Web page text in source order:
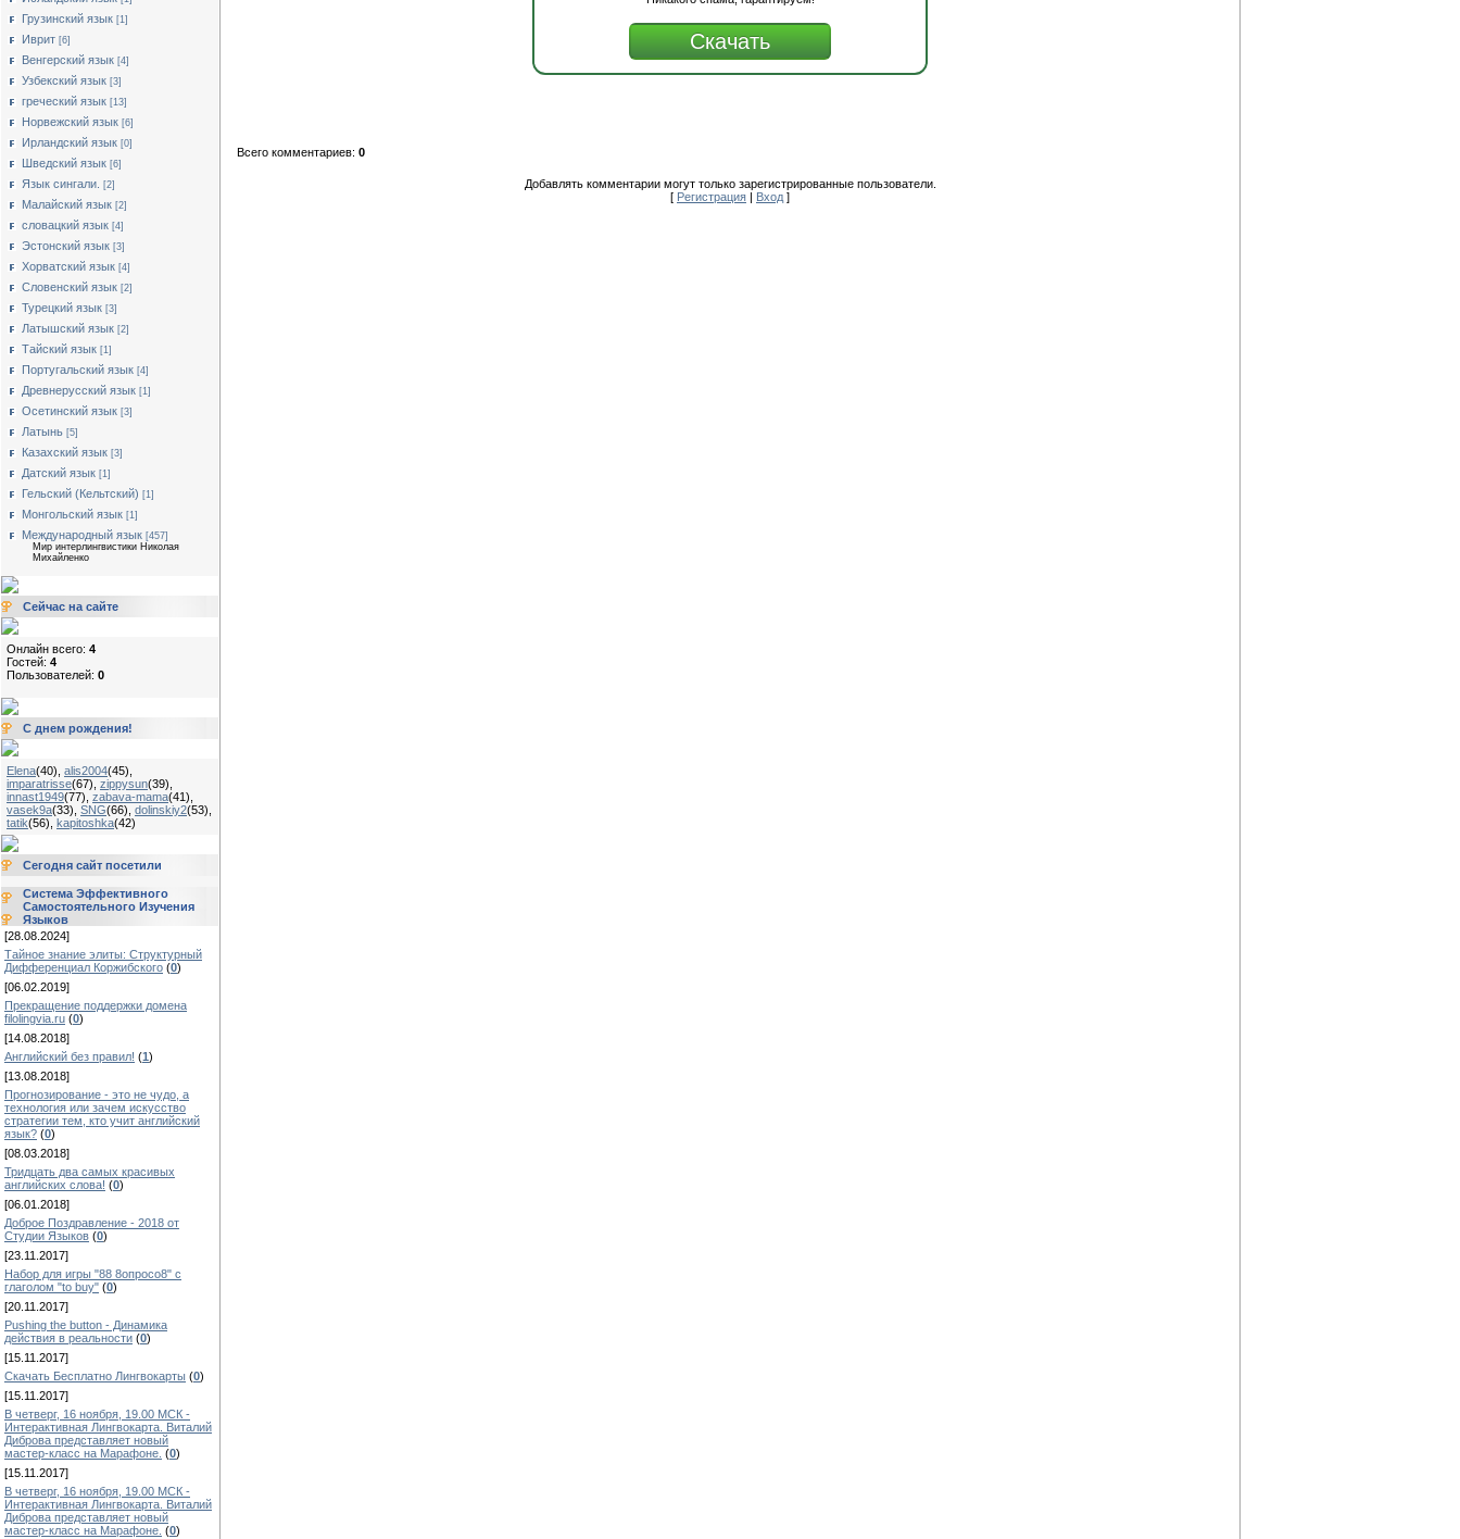
Грузинский язык [1]
Иврит [6]
Венгерский язык [4]
Узбекский язык [3]
греческий язык [13]
Норвежский язык [6]
Ирландский язык [0]
Шведский язык [6]
Язык сингали. [2]
Малайский язык [2]
словацкий язык [4]
Эстонский язык [3]
Хорватский язык [4]
Словенский язык [2]
Турецкий язык [3]
Латышский язык [2]
Тайский язык [1]
Португальский язык [4]
Древнерусский язык [1]
Осетинский язык [3]
Латынь [5]
Казахский язык [3]
Датский язык [1]
Гельский (Кельтский) [1]
Монгольский язык [1]
Международный язык [457]
Мир интерлингвистики Николая
Михайленко
Сейчас на сайте
Онлайн всего: 4
Гостей: 4
Пользователей: 0
С днем рождения!
Elena(40) alis2004(45)
imparatrisse(67) zippysun(39)
innast1949(77) zabava-mama(41)
vasek9a(33) SNG(66) dolinskiy2(53)
tatik(56) kapitoshka(42)
Сегодня сайт посетили
Система Эффективного
Самостоятельного Изучения
Языков
[28.08.2024]
Тайное знание элиты: Структурный
Дифференциал Коржибского (0)
[06.02.2019]
Прекращение поддержки домена
filolingvia.ru (0)
[14.08.2018]
Английский без правил! (1)
[13.08.2018]
Прогнозирование - это не чудо, а
технология или зачем искусство
стратегии тем, кто учит английский
язык? (0)
[08.03.2018]
Тридцать два самых красивых
английских слова! (0)
[06.01.2018]
Доброе Поздравление - 2018 от
Студии Языков (0)
[23.11.2017]
Набор для игры "88 8опросо8" с
глаголом "to buy" (0)
[20.11.2017]
Pushing the button - Динамика
действия в реальности (0)
[15.11.2017]
Скачать Бесплатно Лингвокарты (0)
[15.11.2017]
В четверг, 16 ноября, 19.00 МСК -
Интерактивная Лингвокарта. Виталий
Диброва представляет новый
мастер-класс на Марафоне. (0)
[15.11.2017]
В четверг, 16 ноября, 19.00 МСК -
Интерактивная Лингвокарта. Виталий
Диброва представляет новый
мастер-класс на Марафоне. (0)
Всего комментариев: 0
Добавлять комментарии могут только зарегистрированные пользователи.
[ Регистрация Вход ]